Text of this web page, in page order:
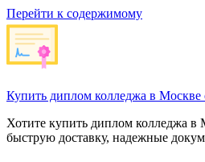
Перейти к содержимому
Купить диплом колледжа в Москве
Хотите купить диплом колледжа
быструю доставку, надежные